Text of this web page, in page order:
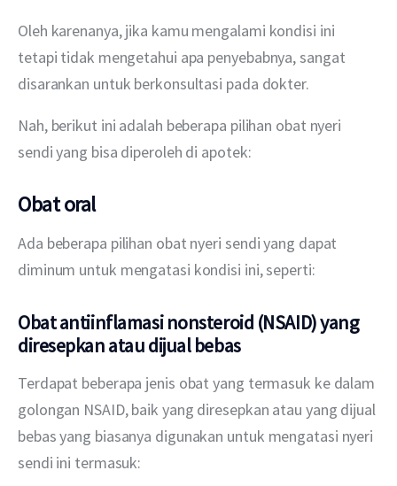
Oleh karenanya, jika kamu mengalami kondisi ini
tetapi tidak mengetahui apa penyebabnya, sangat
disarankan untuk berkonsultasi pada dokter.
Nah, berikut ini adalah beberapa pilihan obat nyeri
sendi yang bisa diperoleh di apotek:
Obat oral
Ada beberapa pilihan obat nyeri sendi yang dapat
diminum untuk mengatasi kondisi ini, seperti:
Obat antiinflamasi nonsteroid (NSAID) yang
diresepkan atau dijual bebas
Terdapat beberapa jenis obat yang termasuk ke dalam
golongan NSAID, baik yang diresepkan atau yang dijual
bebas yang biasanya digunakan untuk mengatasi nyeri
sendi ini termasuk: